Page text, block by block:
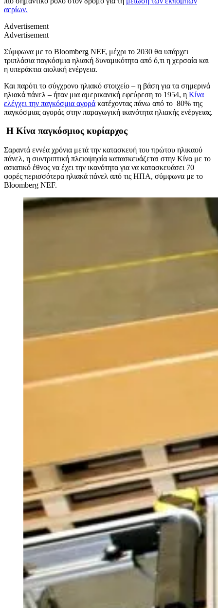
αερίων.
Advertisement
Advertisement
Σύμφωνα με το Bloomberg NEF, μέχρι το 2030 θα υπάρχει
τριπλάσια παγκόσμια ηλιακή δυναμικότητα από ό,τι η χερσαία και
η υπεράκτια αιολική ενέργεια.
Και παρότι το σύγχρονο ηλιακό στοιχείο – η βάση για τα σημερινά
ηλιακά πάνελ – ήταν μια αμερικανική εφεύρεση το 1954, η Κίνα
ελέγχει την παγκόσμια αγορά κατέχοντας πάνω από το 80% της
παγκόσμιας αγοράς στην παραγωγική ικανότητα ηλιακής ενέργειας.
Η Κίνα παγκόσμιος κυρίαρχος
Σαραντά εννέα χρόνια μετά την κατασκευή του πρώτου ηλικαού
πάνελ, η συντριπτική πλειοψηφία κατασκευάζεται στην Κίνα με το
ασιατικό έθνος να έχει την ικανότητα για να κατασκευάσει 70
φορές περισσότερα ηλιακά πάνελ από τις ΗΠΑ, σύμφωνα με το
Bloomberg NEF.